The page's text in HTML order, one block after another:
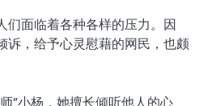
们面临着各种各样的压力。因
诉，给予心灵慰藉的网民，也颇
”小杨，她擅长倾听他人的心